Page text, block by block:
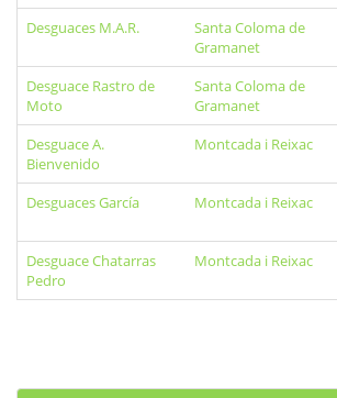
Desguaces M.A.R.
Santa Coloma de
Gramanet
Desguace Rastro de
Moto
Santa Coloma de
Gramanet
Desguace A.
Bienvenido
Montcada i Reixac
Desguaces García
Montcada i Reixac
Desguace Chatarras
Pedro
Montcada i Reixac